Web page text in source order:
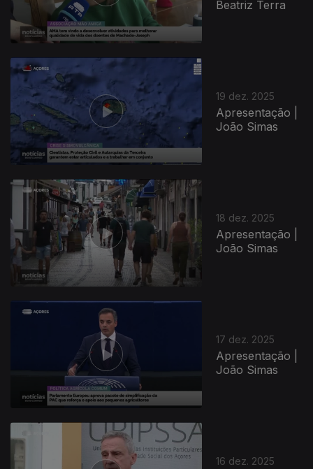
Beatriz Terra
19 dez. 2025
Apresentação |
João Simas
18 dez. 2025
Apresentação |
João Simas
17 dez. 2025
Apresentação |
João Simas
16 dez. 2025